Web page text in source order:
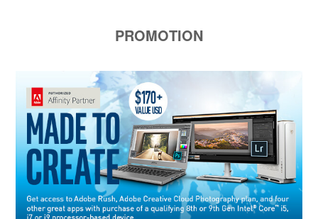
PROMOTION